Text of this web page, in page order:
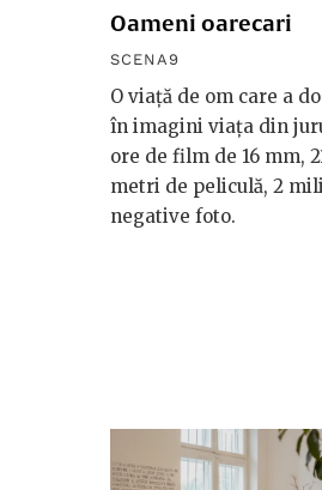
Oameni oarecari
SCENA9
O viață de om care a
în imagini viața din
ore de film de 16 mm,
metri de peliculă, 2
negative foto.